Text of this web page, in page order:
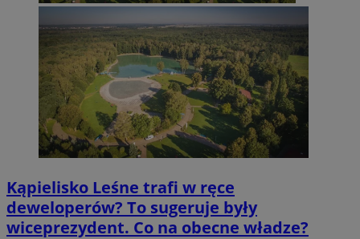
Kąpielisko Leśne trafi w ręce
deweloperów? To sugeruje były
wiceprezydent. Co na obecne władze?